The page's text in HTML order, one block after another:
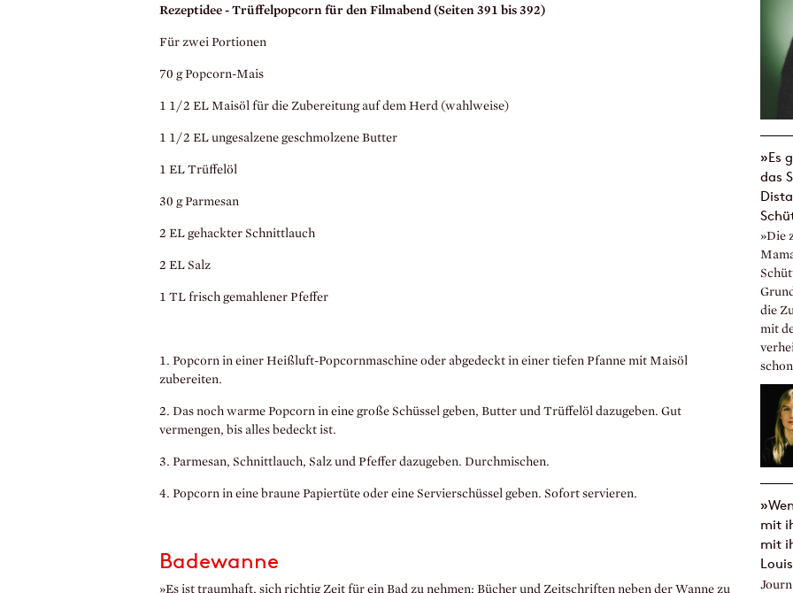
Rezeptidee - Trüffelpopcorn für den Filmabend (Seiten 391 bis 392)
Für zwei Portionen
70 g Popcorn-Mais
1 1/2 EL Maisöl für die Zubereitung auf dem Herd (wahlweise)
1 1/2 EL ungesalzene geschmolzene Butter
1 EL Trüffelöl
30 g Parmesan
2 EL gehackter Schnittlauch
2 EL Salz
1 TL frisch gemahlener Pfeffer
1. Popcorn in einer Heißluft-Popcornmaschine oder abgedeckt in einer tiefen Pfanne mit Maisöl
zubereiten.
2. Das noch warme Popcorn in eine große Schüssel geben, Butter und Trüffelöl dazugeben. Gut
vermengen, bis alles bedeckt ist.
3. Parmesan, Schnittlauch, Salz und Pfeffer dazugeben. Durchmischen.
4. Popcorn in eine braune Papiertüte oder eine Servierschüssel geben. Sofort servieren.
Badewanne
»Es ist traumhaft, sich richtig Zeit für ein Bad zu nehmen; Bücher und Zeitschriften neben der Wanne zu
»Es
das
»Die
die
mit
mit
mit